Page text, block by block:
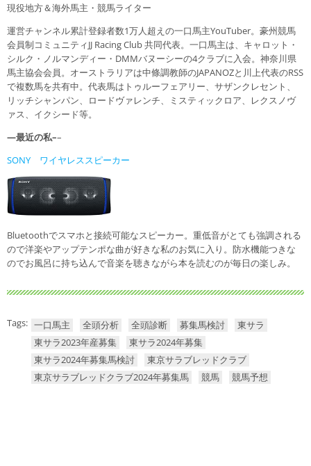
現役地方＆海外馬主・競馬ライター
運営チャンネル累計登録者数1万人超えの一口馬主YouTuber。豪州競馬
会員制コミュニティJJ Racing Club 共同代表。一口馬主は、キャロット・
シルク・ノルマンディー・DMMバヌーシーの4クラブに入会。神奈川県
馬主協会会員。オーストラリアは中條調教師のJAPANOZと川上代表のRSS
で複数馬を共有中。代表馬はトゥルーフェアリー、サザンクレセント、
リッチシャンパン、ロードヴァレンチ、ミスティックロア、レクスノヴ
ァス、イクシード等。
—最近の私––
SONY ワイヤレススピーカー
Bluetoothでスマホと接続可能なスピーカー。重低音がとても強調される
ので洋楽やアップテンポな曲が好きな私のお気に入り。防水機能つきな
のでお風呂に持ち込んで音楽を聴きながら本を読むのが毎日の楽しみ。
Tags: 一口馬主 全頭分析 全頭診断 募集馬検討
東サラ
東サラ2023年産募集
東サラ2024年募集
東サラ2024年募集馬検討
東京サラブレッドクラブ
東京サラブレッドクラブ2024年募集馬
競馬 競馬予想